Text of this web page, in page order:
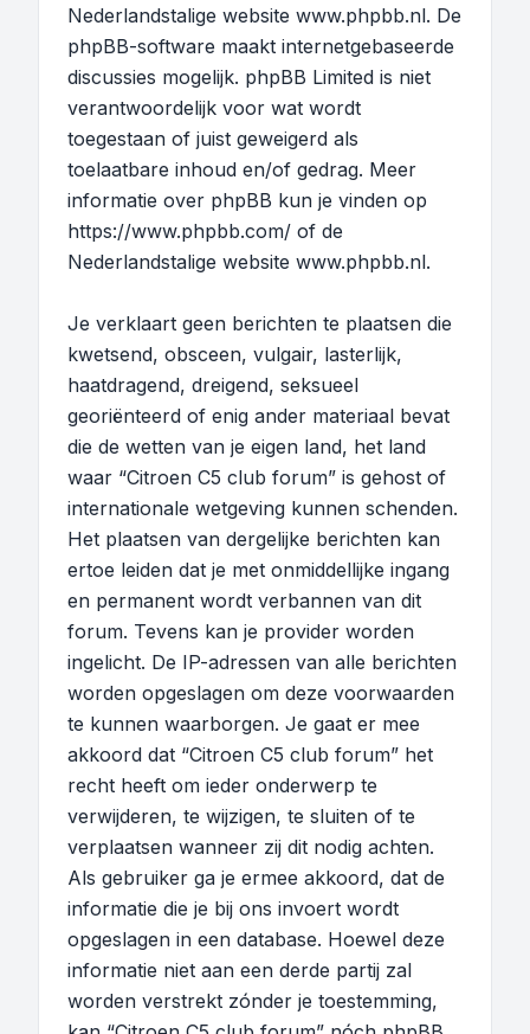
Nederlandstalige website www.phpbb.nl. De
phpBB-software maakt internetgebaseerde
discussies mogelijk. phpBB Limited is niet
verantwoordelijk voor wat wordt
toegestaan of juist geweigerd als
toelaatbare inhoud en/of gedrag. Meer
informatie over phpBB kun je vinden op
https://www.phpbb.com/ of de
Nederlandstalige website www.phpbb.nl.
Je verklaart geen berichten te plaatsen die
kwetsend, obsceen, vulgair, lasterlijk,
haatdragend, dreigend, seksueel
georiënteerd of enig ander materiaal bevat
die de wetten van je eigen land, het land
waar “Citroen C5 club forum” is gehost of
internationale wetgeving kunnen schenden.
Het plaatsen van dergelijke berichten kan
ertoe leiden dat je met onmiddellijke ingang
en permanent wordt verbannen van dit
forum. Tevens kan je provider worden
ingelicht. De IP-adressen van alle berichten
worden opgeslagen om deze voorwaarden
te kunnen waarborgen. Je gaat er mee
akkoord dat “Citroen C5 club forum” het
recht heeft om ieder onderwerp te
verwijderen, te wijzigen, te sluiten of te
verplaatsen wanneer zij dit nodig achten.
Als gebruiker ga je ermee akkoord, dat de
informatie die je bij ons invoert wordt
opgeslagen in een database. Hoewel deze
informatie niet aan een derde partij zal
worden verstrekt zónder je toestemming,